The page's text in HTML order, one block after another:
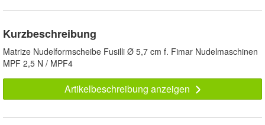
Kurzbeschreibung
Matrize Nudelformscheibe Fusilli Ø 5,7 cm f. Fimar Nudelmaschinen
MPF 2,5 N / MPF4
Artikelbeschreibung anzeigen